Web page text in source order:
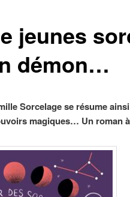
jeunes
démon…
Sorcelage se résume
magiques… Un roman